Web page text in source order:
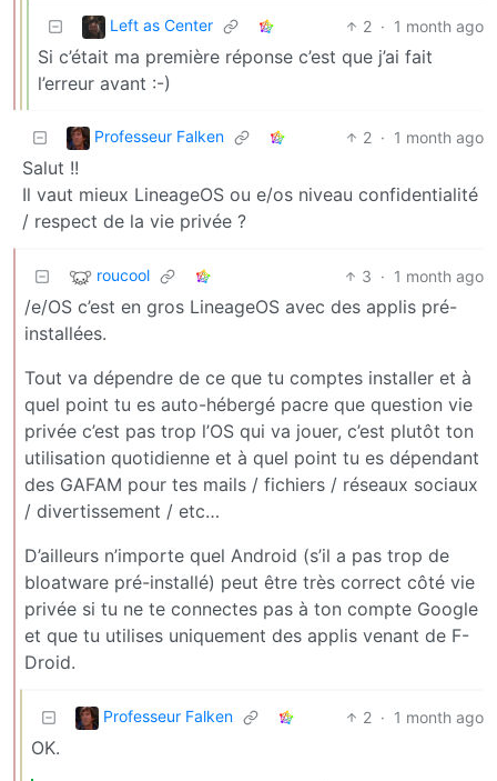
Left as Center 2 · 1 month ago
Si c’était ma première réponse c’est que j’ai fait
l’erreur avant :-)
Professeur Falken 2 · 1 month ago
Salut !!
Il vaut mieux LineageOS ou e/os niveau confidentialité
/ respect de la vie privée ?
roucool 3 · 1 month ago
/e/OS c’est en gros LineageOS avec des applis pré-
installées.
Tout va dépendre de ce que tu comptes installer et à
quel point tu es auto-hébergé pacre que question vie
privée c’est pas trop l’OS qui va jouer, c’est plutôt ton
utilisation quotidienne et à quel point tu es dépendant
des GAFAM pour tes mails / fichiers / réseaux sociaux
/ divertissement / etc…
D’ailleurs n’importe quel Android (s’il a pas trop de
bloatware pré-installé) peut être très correct côté vie
privée si tu ne te connectes pas à ton compte Google
et que tu utilises uniquement des applis venant de F-
Droid.
Professeur Falken 2 · 1 month ago
OK.